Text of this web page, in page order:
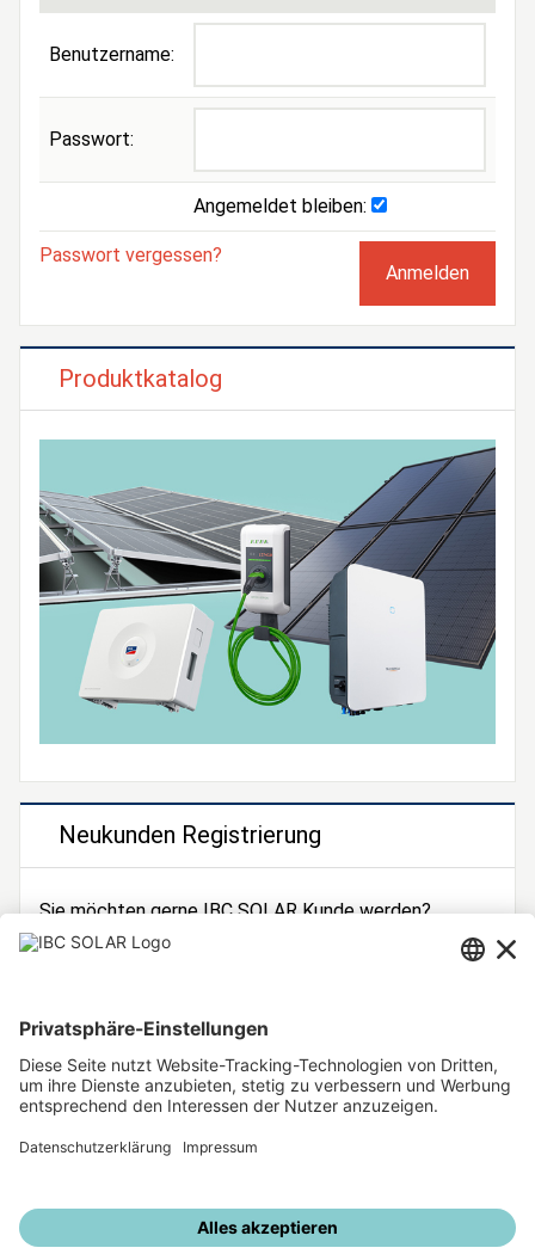
Benutzername:
Passwort:
Angemeldet bleiben:
Passwort vergessen?
Produktkatalog
Neukunden Registrierung
Sie möchten gerne IBC SOLAR Kunde werden?
Dann registrieren Sie sich jetzt!
Unsere weiteren Angebote
IBC SOLAR Webseite